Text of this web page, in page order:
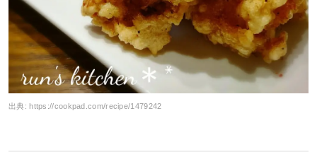
出典:https://cookpad.com/recipe/1479242